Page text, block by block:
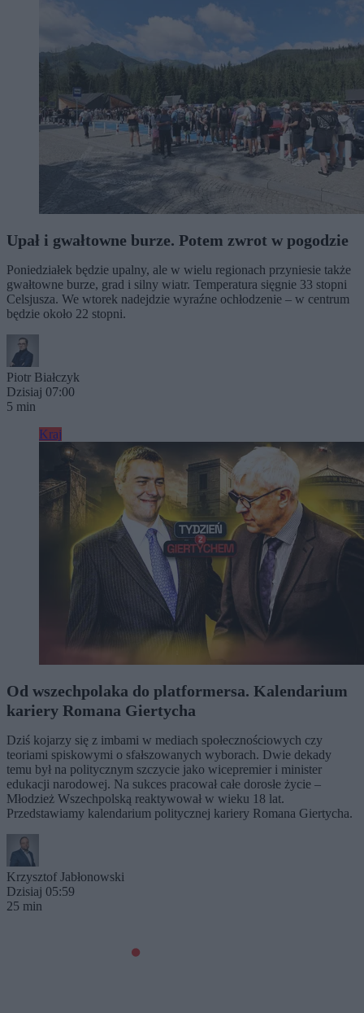
Upał i gwałtowne burze. Potem zwrot w pogodzie
Poniedziałek będzie upalny, ale w wielu regionach przyniesie także
gwałtowne burze, grad i silny wiatr. Temperatura sięgnie 33 stopni
Celsjusza. We wtorek nadejdzie wyraźne ochłodzenie – w centrum
będzie około 22 stopni.
Piotr Białczyk
Dzisiaj 07:00
5 min
Kraj
Od wszechpolaka do platformersa. Kalendarium
kariery Romana Giertycha
Dziś kojarzy się z imbami w mediach społecznościowych czy
teoriami spiskowymi o sfałszowanych wyborach. Dwie dekady
temu był na politycznym szczycie jako wicepremier i minister
edukacji narodowej. Na sukces pracował całe dorosłe życie –
Młodzież Wszechpolską reaktywował w wieku 18 lat.
Przedstawiamy kalendarium politycznej kariery Romana Giertycha.
Krzysztof Jabłonowski
Dzisiaj 05:59
25 min